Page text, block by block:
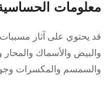
معلومات
قد يحتوي على آثار مسببات
والبيض والأسماك
والسمسم والمكسرات